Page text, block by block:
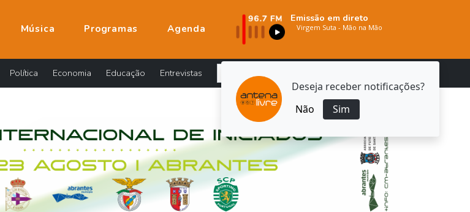
Deseja receber notificações?
Não
Sim
Música Programas Agenda
Emissão em direto
Política Economia Educação Entrevistas